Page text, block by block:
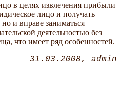
в целях извлечения прибыли
лицо и получать
и вправе заниматься
деятельностью без
что имеет ряд особенностей.
31.03.2008 admin